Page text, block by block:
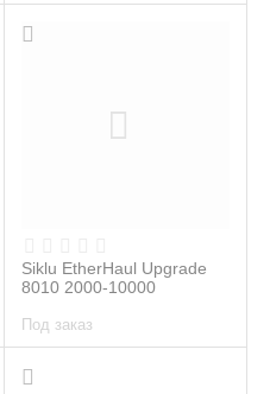
Siklu EtherHaul Upgrade
8010 2000-10000
Под заказ